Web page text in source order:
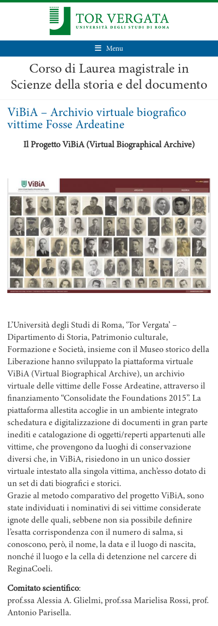
Menu
Corso di Laurea magistrale in
Scienze della storia e del documento
ViBiA – Archivio virtuale biografico
vittime Fosse Ardeatine
Il Progetto ViBiA (Virtual Biographical Archive)
L’Università degli Studi di Roma, ‘Tor Vergata’ –
Dipartimento di Storia, Patrimonio culturale,
Formazione e Società, insieme con il Museo storico della
Liberazione hanno sviluppato la piattaforma virtuale
ViBiA (Virtual Biographical Archive), un archivio
virtuale delle vittime delle Fosse Ardeatine, attraverso il
finanziamento “Consolidate the Foundations 2015”. La
piattaforma allestita accoglie in un ambiente integrato
schedatura e digitalizzazione di documenti in gran parte
inediti e catalogazione di oggetti/reperti appartenuti alle
vittime, che provengono da luoghi di conservazione
diversi che, in ViBiA, risiedono in un unico dossier
virtuale intestato alla singola vittima, anch’esso dotato di
un set di dati biografici e storici.
Grazie al metodo comparativo del progetto ViBiA, sono
state individuati i nominativi di sei vittime considerate
ignote delle quali, sebbene non sia possibile definire
l’esatta corrispondenza con il numero di salma, si
conoscono, però, il nome, la data e il luogo di nascita,
nonché il luogo e la cella di detenzione nel carcere di
ReginaCoeli.
Comitato scientifico:
prof.ssa Alessia A. Glielmi, prof.ssa Marielisa Rossi, prof.
Antonio Parisella.